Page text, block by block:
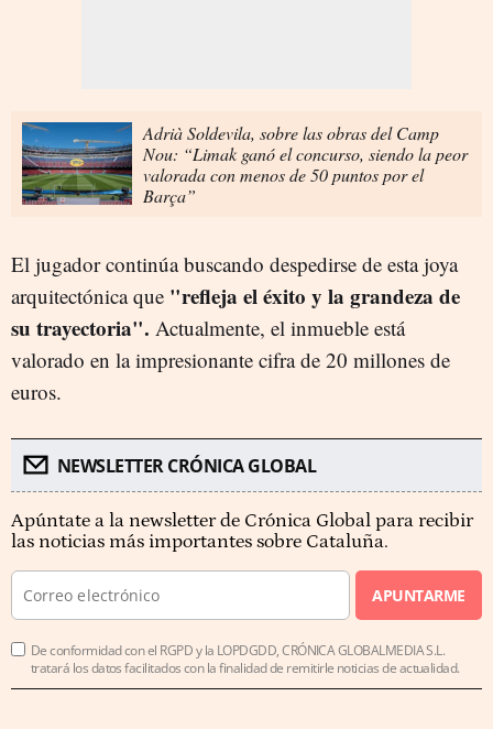
Adrià Soldevila, sobre las obras del Camp
Nou: “Limak ganó el concurso, siendo la peor
valorada con menos de 50 puntos por el
Barça”
El jugador continúa buscando despedirse de esta joya
arquitectónica que "refleja el éxito y la grandeza de
su trayectoria". Actualmente, el inmueble está
valorado en la impresionante cifra de 20 millones de
euros.
NEWSLETTER CRÓNICA GLOBAL
Apúntate a la newsletter de Crónica Global para recibir
las noticias más importantes sobre Cataluña.
APUNTARME
De conformidad con el RGPD y la LOPDGDD, CRÓNICA GLOBALMEDIA S.L.
tratará los datos facilitados con la finalidad de remitirle noticias de actualidad.